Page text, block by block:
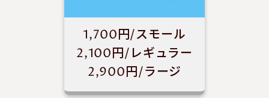
1,700円/スモール
2,100円/レギュラー
2,900円/ラージ